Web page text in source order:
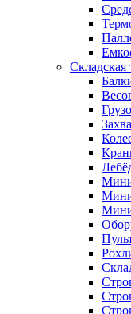
Складская